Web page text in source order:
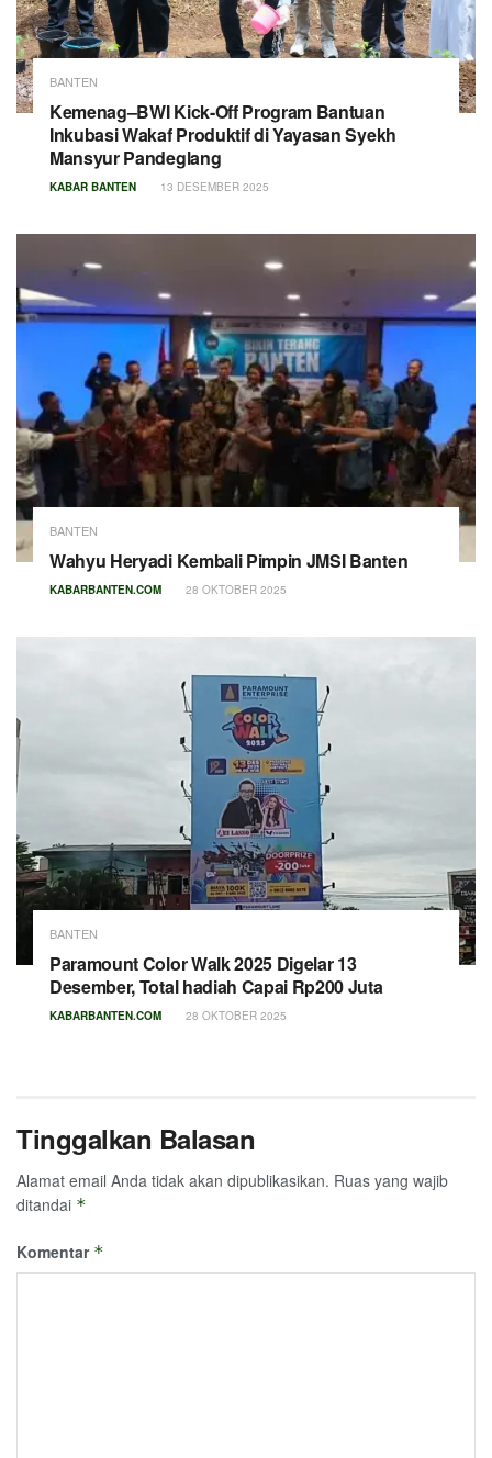
BANTEN
Kemenag–BWI Kick-Off Program Bantuan
Inkubasi Wakaf Produktif di Yayasan Syekh
Mansyur Pandeglang
KABAR BANTEN 13 DESEMBER 2025
BANTEN
Wahyu Heryadi Kembali Pimpin JMSI Banten
KABARBANTEN.COM 28 OKTOBER 2025
BANTEN
Paramount Color Walk 2025 Digelar 13
Desember, Total hadiah Capai Rp200 Juta
KABARBANTEN.COM 28 OKTOBER 2025
Tinggalkan Balasan
Alamat email Anda tidak akan dipublikasikan. Ruas yang wajib
ditandai *
Komentar *